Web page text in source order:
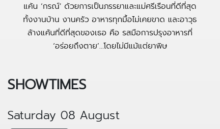
แค้น ‘กรณ์’ ด้วยการเป็นภรรยาและแม่ศรีเรือนที่ดีที่สุด
ทั้งงานบ้าน งานครัว อาหารทุกมื้อไม่เคยขาด และอาวุธ
ล้างแค้นที่ดีที่สุดของเธอ คือ รสมือการปรุงอาหารที่
‘อร่อยถึงตาย’…โดยไม่มีแม้แต่ยาพิษ
SHOWTIMES
Saturday 08 August